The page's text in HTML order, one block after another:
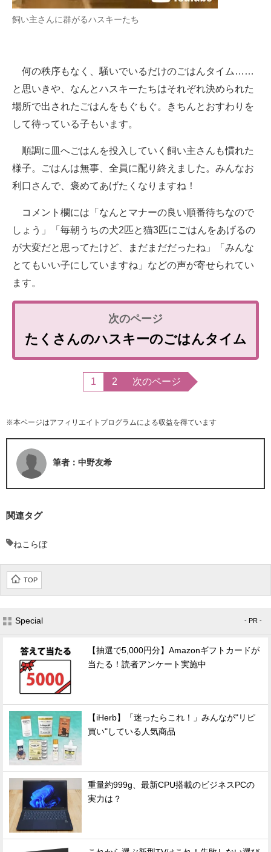
飼い主さんに群がるハスキーたち
何の秩序もなく、騒いでいるだけのごはんタイム……
と思いきや、なんとハスキーたちはそれぞれ決められた
場所で出されたごはんをもぐもぐ。きちんとおすわりを
して待っている子もいます。
順調に皿へごはんを投入していく飼い主さんも慣れた
様子。ごはんは無事、全員に配り終えました。みんなお
利口さんで、褒めてあげたくなりますね！
コメント欄には「なんとマナーの良い順番待ちなので
しょう」「毎朝うちの犬2匹と猫3匹にごはんをあげるの
が大変だと思ってたけど、まだまだだったね」「みんな
とてもいい子にしていますね」などの声が寄せられてい
ます。
たくさんのハスキーのごはんタイム
1 2 次のページ
※本ページはアフィリエイトプログラムによる収益を得ています
筆者：中野友希
関連タグ
ねこらぼ
TOP
Special - PR -
【抽選で5,000円分】Amazonギフトカードが
当たる！読者アンケート実施中
【iHerb】「迷ったらこれ！」みんなが"リピ
買い"している人気商品
重量約999g、最新CPU搭載のビジネスPCの
実力は？